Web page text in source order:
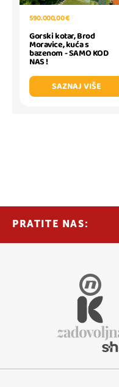
590.000,00 €
Gorski kotar, Brod
Moravice, kuća s
bazenom - SAMO KOD
NAS !
SAZNAJ VIŠE
PRATITE NAS: